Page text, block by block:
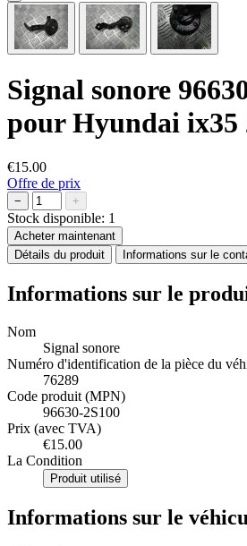
Signal sonore
pour Hyundai ix35
€15.00
Offre de prix
− +
Stock disponible: 1
Acheter maintenant
Détails du produit
Informations sur le
Informations sur le
Nom
Signal sonore
Numéro d'identification de la pièce du
76289
Code produit (MPN)
96630-2S100
Prix (avec TVA)
€15.00
La Condition
Produit utilisé
Informations sur le